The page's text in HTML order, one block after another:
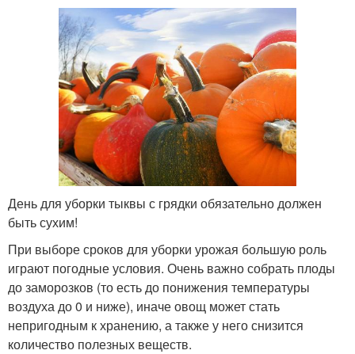
День для уборки тыквы с грядки обязательно должен
быть сухим!
При выборе сроков для уборки урожая большую роль
играют погодные условия. Очень важно собрать плоды
до заморозков (то есть до понижения температуры
воздуха до 0 и ниже), иначе овощ может стать
непригодным к хранению, а также у него снизится
количество полезных веществ.